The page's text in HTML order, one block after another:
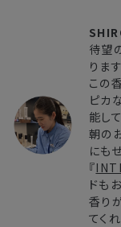
待望
ります
この
ピカ
能し
朝の
にも
『
ドも
香り
てくれ